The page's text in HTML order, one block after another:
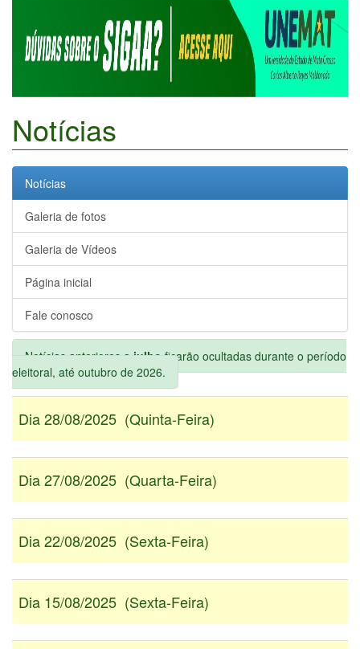
Notícias
Notícias
Galeria de fotos
Galeria de Vídeos
Página inicial
Fale conosco
Notícias anteriores a julho ficarão ocultadas durante o período
eleitoral, até outubro de 2026.
Dia 28/08/2025 (Quinta-Feira)
Dia 27/08/2025 (Quarta-Feira)
Dia 22/08/2025 (Sexta-Feira)
Dia 15/08/2025 (Sexta-Feira)